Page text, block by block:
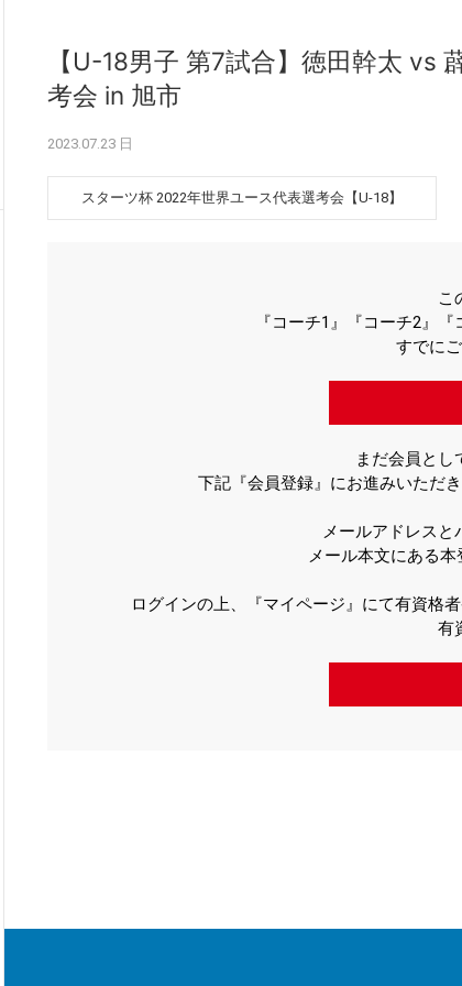
【U-18男子 第7試合】徳田幹太 vs
考会 in 旭市
2023.07.23 日
スターツ杯 2022年世界ユース代表選考会【U-18】
こ
『コーチ1』『コーチ2』
すでに
まだ会員と
下記『会員登録』にお進みいただ
メールアドレス
メール本文にある本
ログインの上、『マイページ』にて有資格
有